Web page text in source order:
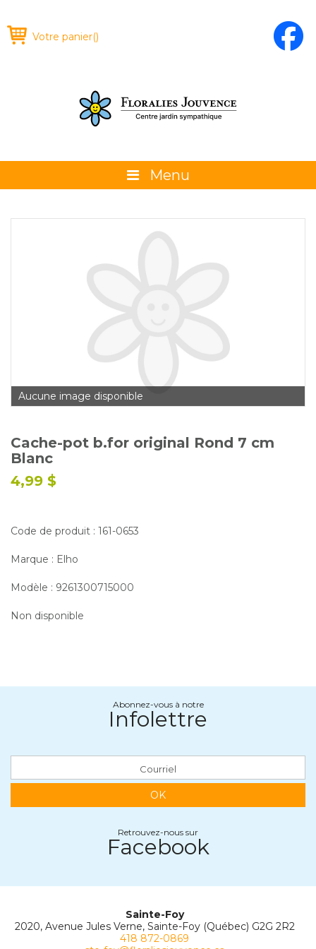
Votre panier()
Menu
La boutique
Promotions et évènements
Calendrier horticole
Emplois
Service à la clientèle
Nous joindre
Aucune image disponible
Cache-pot b.for original Rond 7 cm
Blanc
4,99 $
Code de produit : 161-0653
Marque : Elho
Modèle : 9261300715000
Non disponible
Abonnez-vous à notre
Infolettre
OK
Retrouvez-nous sur
Facebook
Sainte-Foy
2020, Avenue Jules Verne, Sainte-Foy (Québec) G2G 2R2
418 872-0869